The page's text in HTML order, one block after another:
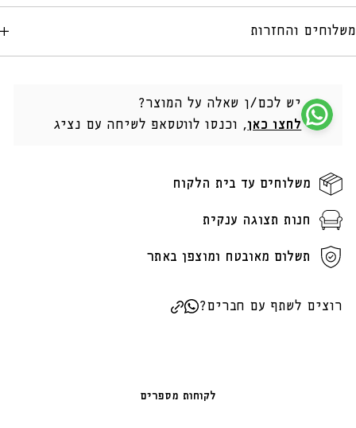
משלוחים והחזרות
יש לכם/ן שאלה על המוצר?
לחצו כאן, וכנסו לווטסאפ לשיחה עם נציג
משלוחים עד בית הלקוח
חנות תצוגה ענקית
תשלום מאובטח ומוצפן באתר
רוצים לשתף עם חברים?
לקוחות מספרים